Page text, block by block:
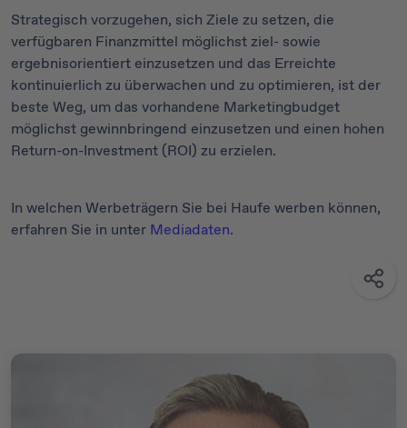
Strategisch vorzugehen, sich Ziele zu setzen, die
verfügbaren Finanzmittel möglichst ziel- sowie
ergebnisorientiert einzusetzen und das Erreichte
kontinuierlich zu überwachen und zu optimieren, ist der
beste Weg, um das vorhandene Marketingbudget
möglichst gewinnbringend einzusetzen und einen hohen
Return-on-Investment (ROI) zu erzielen.
In welchen Werbeträgern Sie bei Haufe werben können,
erfahren Sie in unter Mediadaten.